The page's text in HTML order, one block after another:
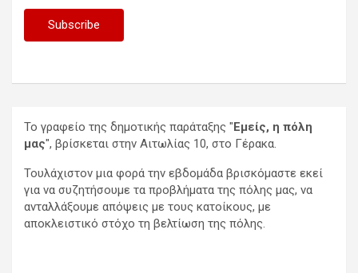
Το γραφείο της δημοτικής παράταξης " Εμείς, η πόλη
μας", βρίσκεται στην Αιτωλίας 10, στο Γέρακα.
Τουλάχιστον μια φορά την εβδομάδα βρισκόμαστε εκεί
για να συζητήσουμε τα προβλήματα της πόλης μας, να
ανταλλάξουμε απόψεις με τους κατοίκους, με
αποκλειστικό στόχο τη βελτίωση της πόλης.